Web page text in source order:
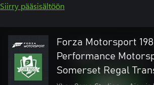
Siirry pääsisältöön
Forza Motorsport
Performance
Somerset Regal